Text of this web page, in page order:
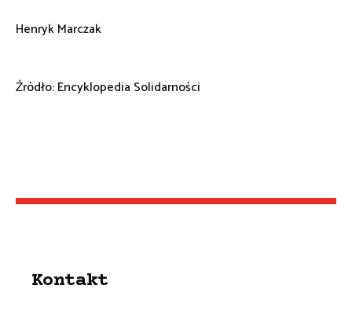
Henryk Marczak
Źródło: Encyklopedia Solidarności
Kontakt